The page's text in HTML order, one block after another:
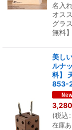
名入
オス
グラ
無料
美し
ルナ
料】
853-
3,280
(税込:
在庫あ